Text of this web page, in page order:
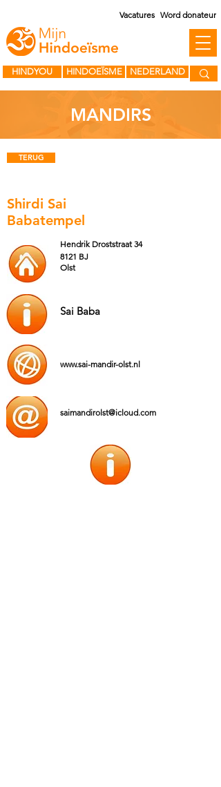
HINDOEÏSME
HINDYOU NEDERLAND
Vacatures Word donateur
MANDIRS
TERUG
Shirdi Sai
Babatempel
Hendrik Droststraat 34
Olst
8121 BJ
Sai Baba
www.sai-mandir-olst.nl
saimandirolst@icloud.com